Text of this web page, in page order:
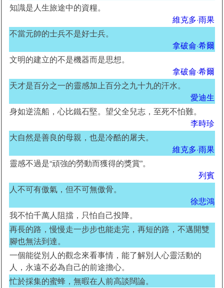
知識是人生旅途中的資糧。
維克多·雨果
不當元帥的士兵不是好士兵。
拿破侖·希爾
文明的建立的不是機器而是思想。
拿破侖·希爾
天才是百分之一的靈感加上百分之九十九的汗水。
愛迪生
身如逆流船，心比鐵石堅。望父全兒志，至死不怕難。
李時珍
大自然是善良的母親，也是冷酷的屠夫。
維克多·雨果
靈感不過是“頑強的勞動而獲得的獎賞”。
列賓
人不可有傲氣，但不可無傲骨。
徐悲鴻
我不怕千萬人阻擋，只怕自己投降。
再長的路，慢慢走一步步也能走完，再短的路，不邁開雙
腳也無法到達。
一個能從別人的觀念來看事情，能了解別人心靈活動的
人，永遠不必為自己的前途擔心。
忙於採集的蜜蜂，無暇在人前高談闊論。